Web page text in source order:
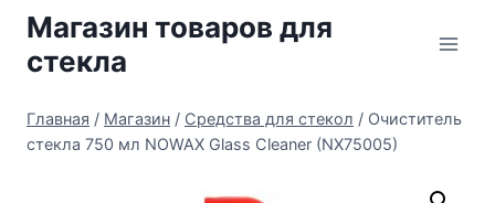
Перейти
содержимому
Магазин товаров для
стекла
Главная / Магазин / Средства для стекол / Очиститель
стекла 750 мл NOWAX Glass Cleaner (NX75005)